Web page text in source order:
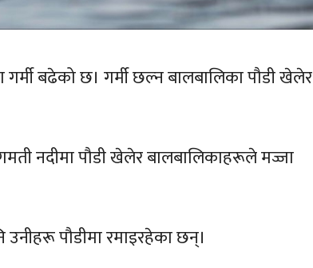
गर्मी बढेको छ। गर्मी छल्न बालबालिका पौडी खेलेर
नदीमा पौडी खेलेर बालबालिकाहरूले मज्जा
पौडीमा रमाइरहेका छन्।